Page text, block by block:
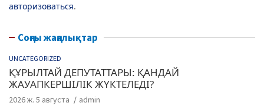
авторизоваться.
Соңғы жаңалықтар
UNCATEGORIZED
ҚҰРЫЛТАЙ ДЕПУТАТТАРЫ: ҚАНДАЙ
ЖАУАПКЕРШІЛІК ЖҮКТЕЛЕДІ?
2026 ж. 5 августа admin